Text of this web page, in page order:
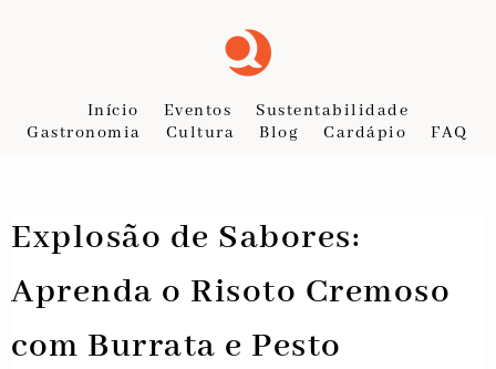
Início Eventos
Sustentabilidade
Gastronomia
Cultura Blog Cardápio FAQ
Explosão de Sabores:
Aprenda o Risoto Cremoso
com Burrata e Pesto